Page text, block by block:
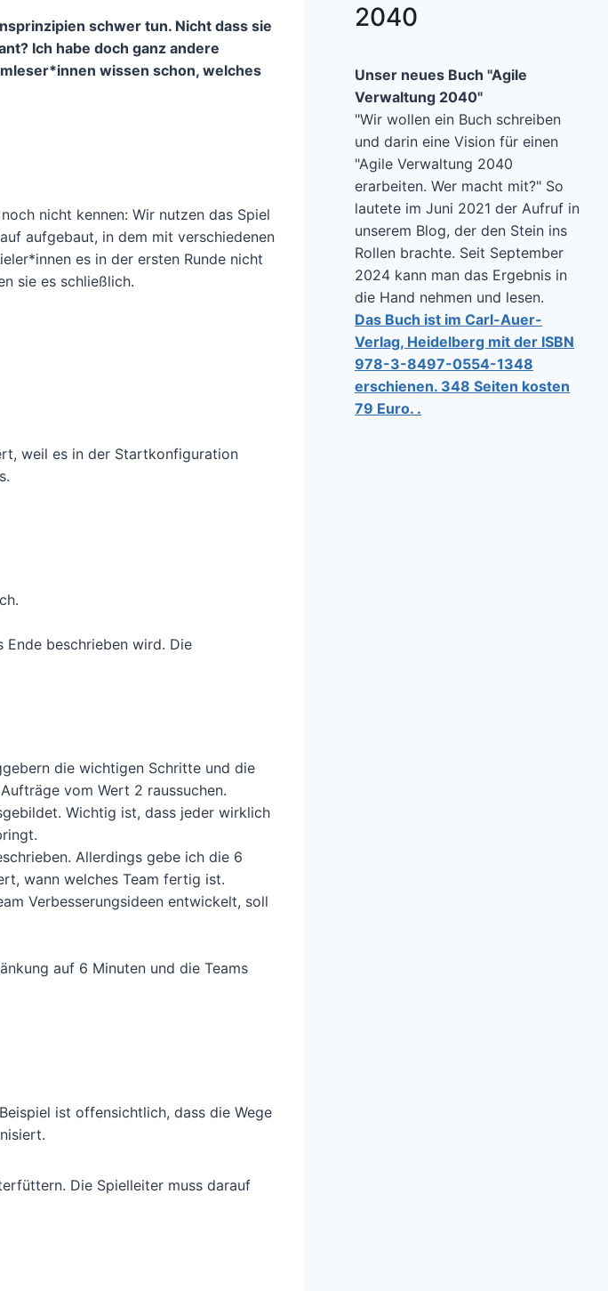
schwer tun. Nicht dass sie
Ich habe doch ganz andere
wissen schon, welches
nicht kennen: Wir nutzen das Spiel
aufgebaut, in dem mit verschiedenen
es in der ersten Runde nicht
sie es schließlich.
weil es in der Startkonfiguration
beschrieben wird. Die
die wichtigen Schritte und die
vom Wert 2 raussuchen.
Wichtig ist, dass jeder wirklich
Allerdings gebe ich die 6
wann welches Team fertig ist.
Verbesserungsideen entwickelt, soll
auf 6 Minuten und die Teams
ist offensichtlich, dass die Wege
Die Spielleiter muss darauf
2040
Unser neues Buch "Agile
Verwaltung 2040"
"Wir wollen ein Buch schreiben
und darin eine Vision für einen
"Agile Verwaltung 2040
erarbeiten. Wer macht mit?" So
lautete im Juni 2021 der Aufruf in
unserem Blog, der den Stein ins
Rollen brachte. Seit September
2024 kann man das Ergebnis in
die Hand nehmen und lesen.
Das Buch ist im Carl-Auer-
Verlag, Heidelberg mit der ISBN
978-3-8497-0554-1348
erschienen. 348 Seiten kosten
79 Euro. .